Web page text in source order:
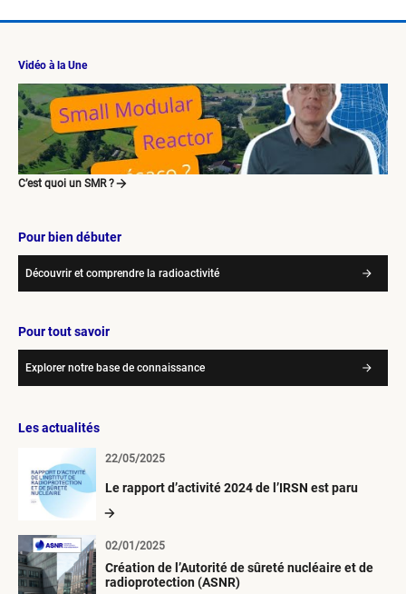
Vidéo à la Une
C’est quoi un SMR ?
Pour bien débuter
Découvrir et comprendre la radioactivité
Pour tout savoir
Explorer notre base de connaissance
Les actualités
Le rapport d’activité 2024 de l’IRSN est paru
22/05/2025
Création de l’Autorité de sûreté nucléaire et de
radioprotection (ASNR)
02/01/2025